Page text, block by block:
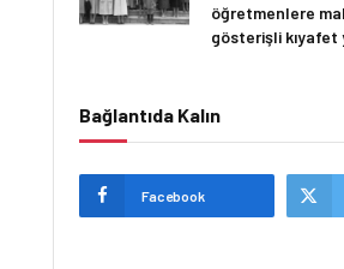
öğretmenlere
gösterişli kıyafet
Bağlantıda Kalın
Facebook